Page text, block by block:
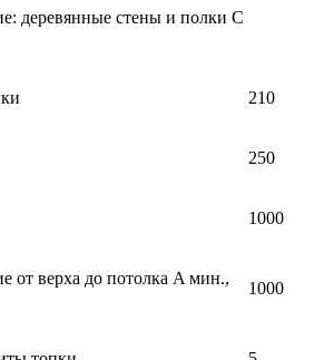
деревянные стены и полки C
210
250
1000
от верха до потолка A мин.,
1000